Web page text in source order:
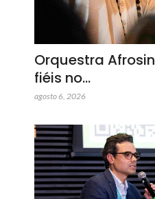
Orquestra
fiéis no…
agosto 6, 2026